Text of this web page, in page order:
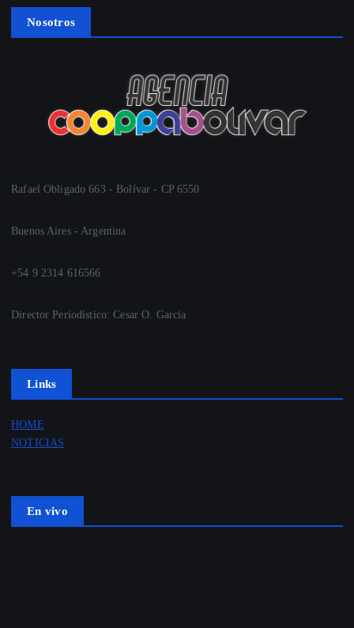
Nosotros
Rafael Obligado 663 - Bolívar - CP 6550
Buenos Aires - Argentina
+54 9 2314 616566
Director Periodistico: Cesar O. Garcia
Links
HOME
NOTICIAS
En vivo